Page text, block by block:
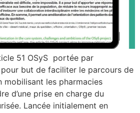
51 OSyS portée par
pour but de faciliter le parcours de
mobilisant les pharmacies
d’une prise en charge du
Lancée initialement en